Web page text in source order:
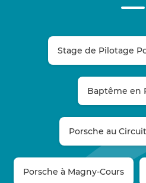
Stage de Pilotage
Baptême en
Porsche au
Porsche à Magny-Cours